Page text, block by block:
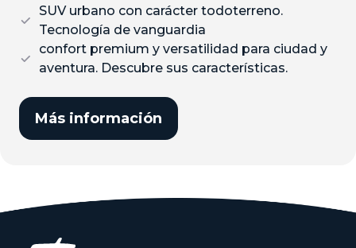
SUV urbano con carácter todoterreno.
Tecnología de vanguardia
confort premium y versatilidad para ciudad y
aventura. Descubre sus características.
Más información